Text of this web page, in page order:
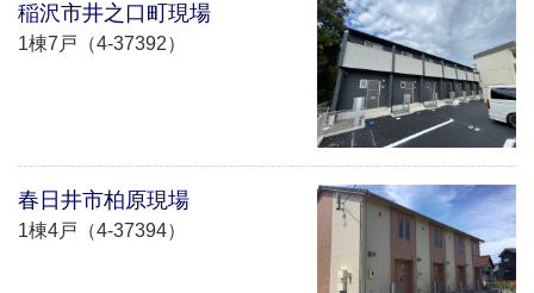
稲沢市井之口町現場
1棟7戸（4-37392）
春日井市柏原現場
1棟4戸（4-37394）